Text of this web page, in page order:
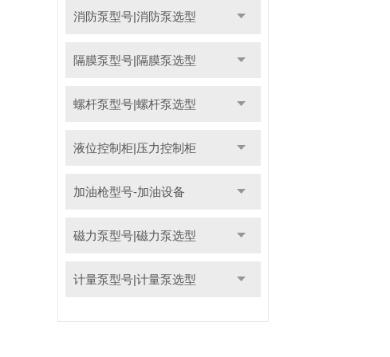
消防泵型号|消防泵选型
隔膜泵型号|隔膜泵选型
螺杆泵型号|螺杆泵选型
液位控制柜|压力控制柜
加油枪型号-加油设备
磁力泵型号|磁力泵选型
计量泵型号|计量泵选型